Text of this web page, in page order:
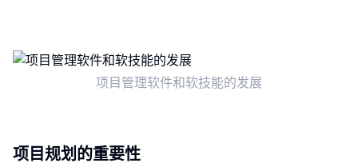
项目管理软件和软技能的发展
项目规划的重要性